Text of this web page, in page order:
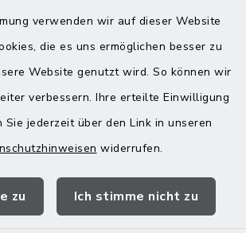
verwenden wir auf dieser Website
die es uns ermöglichen besser zu
Website genutzt wird. So können wir
verbessern. Ihre erteilte Einwilligung
Sie jederzeit über den Link in unseren
widerrufen.
zu Ich stimme nicht zu
Mühldorf